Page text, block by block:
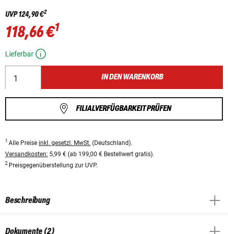
UVP124,90 €2
118,66 €1
Lieferbar
IN DEN WARENKORB
FILIALVERFÜGBARKEIT PRÜFEN
1 Alle Preise inkl. gesetzl. MwSt. (Deutschland).
Versandkosten: 5,99 € (ab 199,00 € Bestellwert gratis).
2 Preisgegenüberstellung zur UVP.
Beschreibung
Dokumente (2)